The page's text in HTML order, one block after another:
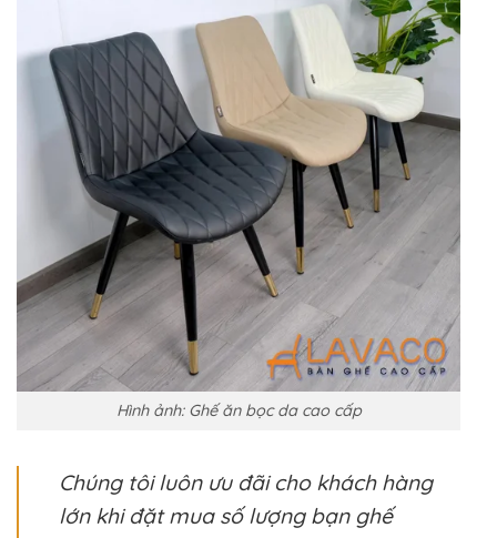
Hình ảnh: Ghế ăn bọc da cao cấp
Chúng tôi luôn ưu đãi cho khách hàng
lớn khi đặt mua số lượng bạn ghế